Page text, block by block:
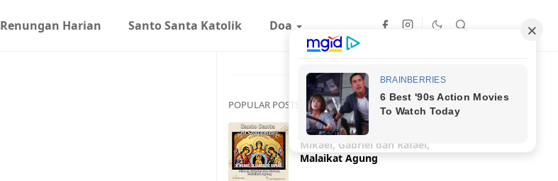
Renungan Harian Santo Santa Katolik Doa
POPULAR POSTS
Malaikat,Santo Bulan September
Mikael, Gabriel dan Rafael,
Malaikat Agung